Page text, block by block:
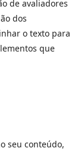
de avaliadores
dos
o texto para
que
seu conteúdo,